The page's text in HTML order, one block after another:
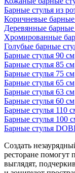
Барные стулья из
Коричневые барные
Деревянные барные
Хромированные
Голубые барные
Барные стулья 90 см
Барные стулья 85 см
Барные стулья 75 см
Барные стулья 65 см
Барные стулья 63 см
Барные стулья 60 см
Барные стулья 110
Барные стулья 100
Барные стулья
Создать
ресторане помогут
выглядят,